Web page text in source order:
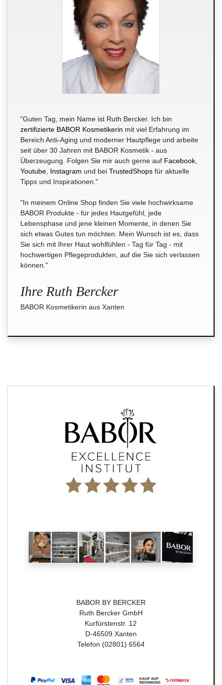
"Guten Tag, mein Name ist Ruth Bercker. Ich bin
zertifizierte BABOR Kosmetikerin mit viel Erfahrung im
Bereich Anti-Aging und moderner Hautpflege und arbeite
seit über 30 Jahren mit BABOR Kosmetik - aus
Überzeugung. Folgen Sie mir auch gerne auf Facebook
Youtube Instagram und bei TrustedShops für aktuelle
Tipps und Inspirationen."
"In meinem Online Shop finden Sie viele hochwirksame
BABOR Produkte - für jedes Hautgefühl, jede
Lebensphase und jene kleinen Momente, in denen Sie
sich etwas Gutes tun möchten. Mein Wunsch ist es, dass
Sie sich mit Ihrer Haut wohlfühlen - Tag für Tag - mit
hochwertigen Pflegeprodukten, auf die Sie sich verlassen
können."
Ihre Ruth Bercker
BABOR Kosmetikerin aus Xanten
BABOR BY BERCKER
Ruth Bercker GmbH
Kurfürstenstr. 12
D-46509 Xanten
Telefon (02801) 6564